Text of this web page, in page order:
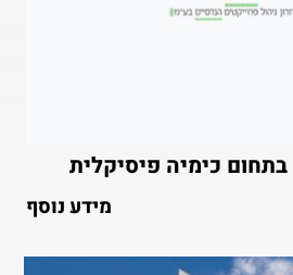
בתחום כימיה פיסיקלית
מידע נוסף